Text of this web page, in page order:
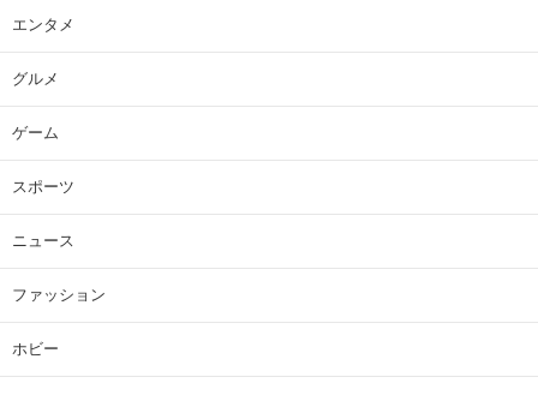
エンタメ
グルメ
ゲーム
スポーツ
ニュース
ファッション
ホビー